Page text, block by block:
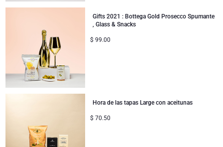
Gifts 2021 : Bottega Gold Prosecco Spumante
, Glass & Snacks
$ 99.00
Hora de las tapas Large con aceitunas
$ 70.50